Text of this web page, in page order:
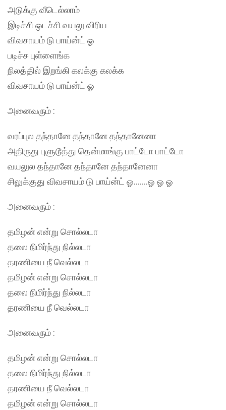
அடுக்கு வீடெல்லாம்
இடிச்சி ஒடச்சி வயலு விரிய
விவசாயம் டு பாய்ன்ட் ஓ
படிச்ச புள்ளைங்க
நிலத்தில் இறங்கி கலக்கு கலக்க
விவசாயம் டு பாய்ன்ட் ஓ
அனைவரும் :
வரப்புல தந்தானே தந்தானே தந்தானேனா
அதிருது புளுடூத்து தென்மாங்கு பாட்டோ பாட்டோ
வயலுல தந்தானே தந்தானே தந்தானேனா
சிலுக்குது விவசாயம் டு பாய்ன்ட் ஓ…….ஓ ஓ ஓ
அனைவரும் :
தமிழன் என்று சொல்லடா
தலை நிமிர்ந்து நில்லடா
தரணியை நீ வெல்லடா
தமிழன் என்று சொல்லடா
தலை நிமிர்ந்து நில்லடா
தரணியை நீ வெல்லடா
அனைவரும் :
தமிழன் என்று சொல்லடா
தலை நிமிர்ந்து நில்லடா
தரணியை நீ வெல்லடா
தமிழன் என்று சொல்லடா